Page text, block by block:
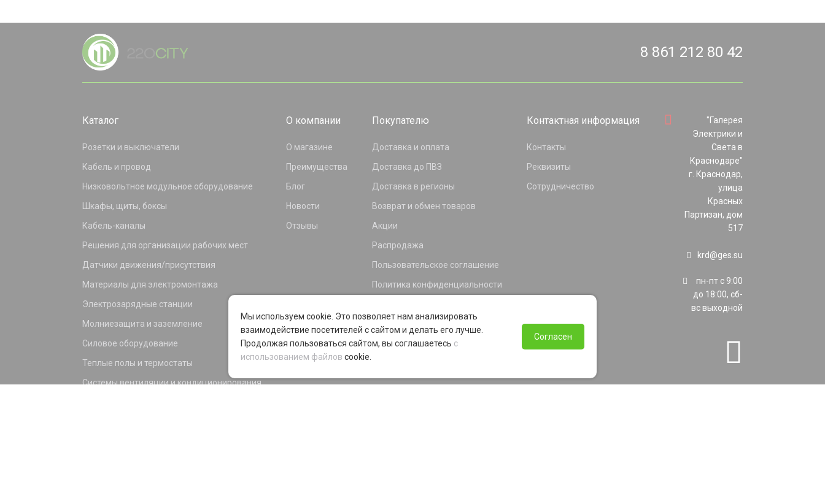
8 861 212 80 42
Каталог
Розетки и выключатели
Кабель и провод
Низковольтное модульное оборудование
Шкафы, щиты, боксы
Кабель-каналы
Решения для организации рабочих мест
Датчики движения/присутствия
Материалы для электромонтажа
Электрозарядные станции
Молниезащита и заземление
Силовое оборудование
Теплые полы и термостаты
Системы вентиляции и кондиционирования
О компании
О магазине
Преимущества
Блог
Новости
Отзывы
Покупателю
Доставка и оплата
Доставка до ПВЗ
Доставка в регионы
Возврат и обмен товаров
Акции
Распродажа
Пользовательское соглашение
Политика конфиденциальности
Программа лояльности
Контактная информация
Контакты
Реквизиты
Сотрудничество
"Галерея
Электрики и
Света в
Краснодаре"
г. Краснодар,
улица
Красных
Партизан, дом
517
krd@ges.su
пн-пт с 9:00
до 18:00, сб-
вс выходной
Мы используем cookie. Это позволяет нам анализировать
взаимодействие посетителей с сайтом и делать его лучше.
Продолжая пользоваться сайтом, вы соглашаетесь с
использованием файлов cookie.
Согласен